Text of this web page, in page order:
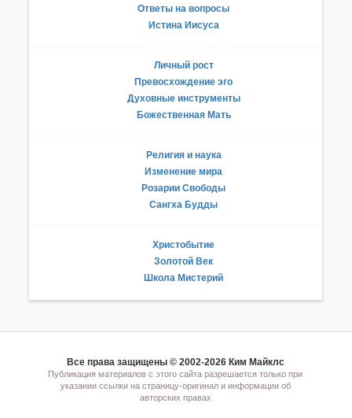
Ответы на вопросы
Истина Иисуса
Личный рост
Превосхождение эго
Духовные инструменты
Божественная Мать
Религия и наука
Изменение мира
Розарии Свободы
Сангха Будды
Христобытие
Золотой Век
Школа Мистерий
Все права защищены © 2002-2026 Ким Майклс
Публикация материалов с этого сайта разрешается только при
указании ссылки на страницу-оригинал и информации об
авторских правах